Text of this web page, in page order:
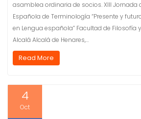
asamblea ordinaria de socios. XIII Jornada
Española de Terminología “Presente y
en Lengua española” Facultad de Filosofía
Alcalá Alcalá de Henares,…
Read More
4
Oct